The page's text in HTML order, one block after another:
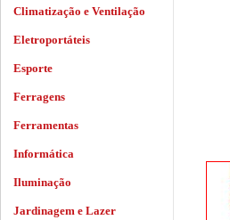
Climatização e Ventilação
Eletroportáteis
Esporte
Ferragens
Ferramentas
Informática
Iluminação
Jardinagem e Lazer